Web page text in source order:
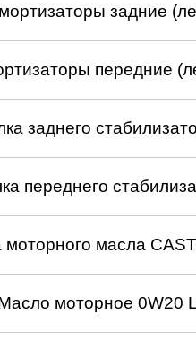
задние
передние
заднего
переднего
масла
моторное 0W20